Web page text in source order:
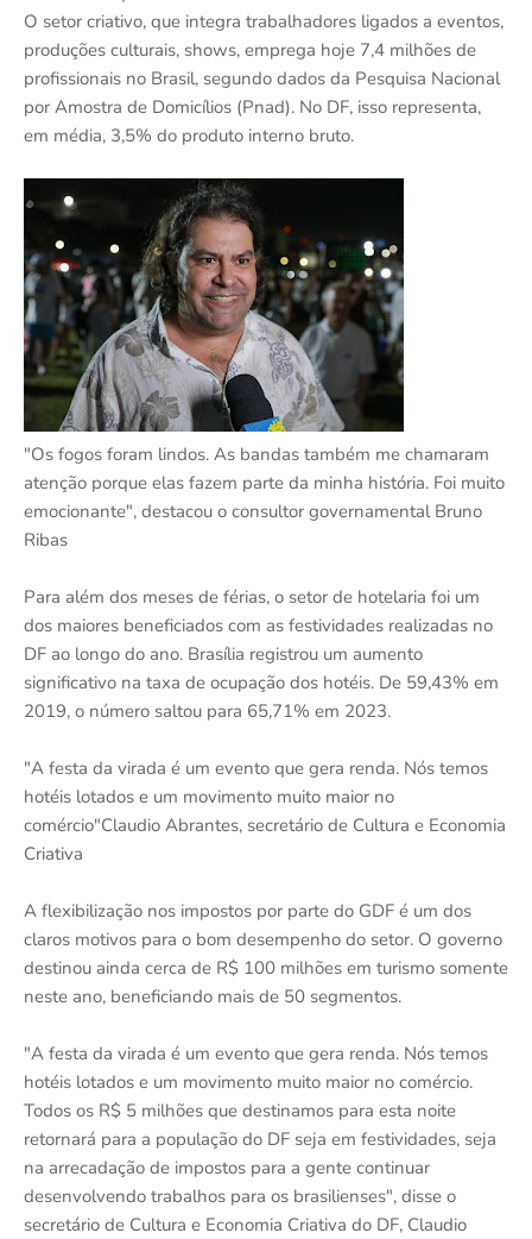
O setor criativo, que integra trabalhadores ligados a eventos,
produções culturais, shows, emprega hoje 7,4 milhões de
profissionais no Brasil, segundo dados da Pesquisa Nacional
por Amostra de Domicílios (Pnad). No DF, isso representa,
em média, 3,5% do produto interno bruto.
"Os fogos foram lindos. As bandas também me chamaram
atenção porque elas fazem parte da minha história. Foi muito
emocionante", destacou o consultor governamental Bruno
Ribas
Para além dos meses de férias, o setor de hotelaria foi um
dos maiores beneficiados com as festividades realizadas no
DF ao longo do ano. Brasília registrou um aumento
significativo na taxa de ocupação dos hotéis. De 59,43% em
2019, o número saltou para 65,71% em 2023.
"A festa da virada é um evento que gera renda. Nós temos
hotéis lotados e um movimento muito maior no
comércio"Claudio Abrantes, secretário de Cultura e Economia
Criativa
A flexibilização nos impostos por parte do GDF é um dos
claros motivos para o bom desempenho do setor. O governo
destinou ainda cerca de R$ 100 milhões em turismo somente
neste ano, beneficiando mais de 50 segmentos.
"A festa da virada é um evento que gera renda. Nós temos
hotéis lotados e um movimento muito maior no comércio.
Todos os R$ 5 milhões que destinamos para esta noite
retornará para a população do DF seja em festividades, seja
na arrecadação de impostos para a gente continuar
desenvolvendo trabalhos para os brasilienses", disse o
secretário de Cultura e Economia Criativa do DF, Claudio